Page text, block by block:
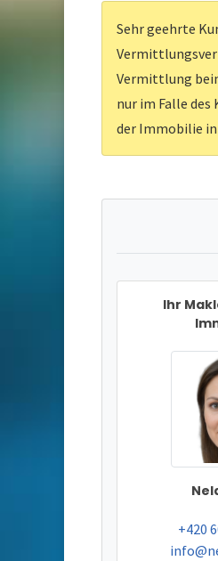
Sehr geehrte
Vermittlung
nur im Falle
der Immobilie
Ihr
tel:
+420
e-mail: